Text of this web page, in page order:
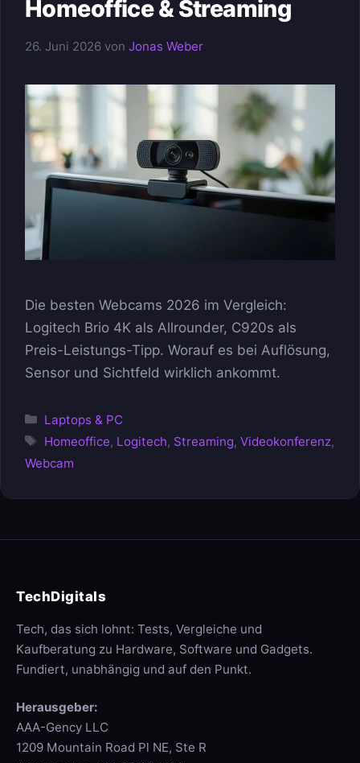
Homeoffice & Streaming
26. Juni 2026 von Jonas Weber
Die besten Webcams 2026 im Vergleich:
Logitech Brio 4K als Allrounder, C920s als
Preis-Leistungs-Tipp. Worauf es bei Auflösung,
Sensor und Sichtfeld wirklich ankommt.
Kategorien
Laptops & PC
Schlagwörter
Homeoffice, Logitech, Streaming,Videokonferenz,
Webcam
TechDigitals
Tech, das sich lohnt: Tests, Vergleiche und
Kaufberatung zu Hardware, Software und Gadgets.
Fundiert, unabhängig und auf den Punkt.
Herausgeber:
AAA-Gency LLC
1209 Mountain Road Pl NE, Ste R